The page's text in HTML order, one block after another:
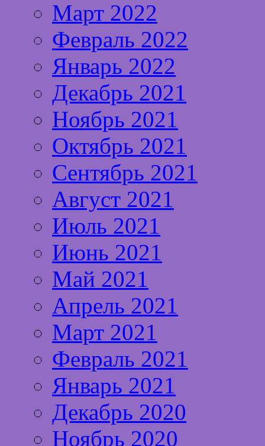
Март 2022
Февраль 2022
Январь 2022
Декабрь 2021
Ноябрь 2021
Октябрь 2021
Сентябрь 2021
Август 2021
Июль 2021
Июнь 2021
Май 2021
Апрель 2021
Март 2021
Февраль 2021
Январь 2021
Декабрь 2020
Ноябрь 2020